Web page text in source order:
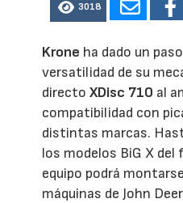
3018
Krone ha dado un
versatilidad de su
directoXDisc 710 al
compatibilidad con
distintas marcas.
los modelos BiG X
equipo podrá
máquinas de John